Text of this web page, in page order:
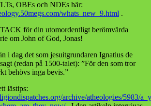
OBEs och NDEs här:
whats_new_9.html .
för din utomordentligt berömvärda
om John of God, Jonas!
i dag det som jesuitgrundaren Ignatius de
(redan på 1500-talet): ”För den som tror
behövs inga bevis.”
lästips:
archive/atheologies/5983/